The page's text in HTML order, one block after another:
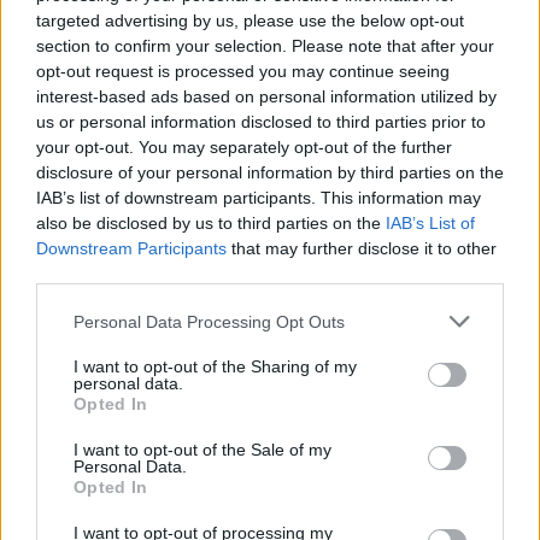
targeted advertising by us, please use the below opt-out
section to confirm your selection. Please note that after your
opt-out request is processed you may continue seeing
interest-based ads based on personal information utilized by
us or personal information disclosed to third parties prior to
your opt-out. You may separately opt-out of the further
disclosure of your personal information by third parties on the
IAB’s list of downstream participants. This information may
also be disclosed by us to third parties on the IAB’s List of
Downstream Participants that may further disclose it to other
Please note that this website/app uses one or more Google
not limited to your visit or usage behaviour. You may click to
grant or deny consent to Google and its third-party tags to
use your data for below specified purposes in below Google
consent section.
Personal Data Processing Opt Outs
I want to opt-out of the Sharing of my
personal data.
Opted In
I want to opt-out of the Sale of my
Personal Data.
Opted In
I want to opt-out of processing my
Christmas World a Roma, la
Capitale ospiterà il villaggio
natalizio più grande d’Europa
4 anni fa
Alla Galleria Giovanni XXIII arriva
l’autovelox. Multe per chi supera
il limite. Dal 30 marzo
3 anni fa
HARRY POTTER
Precedente
Animalisti contro
Ama: “Processo di
derattizzazione
pericoloso anche
LAZIO: le probabili